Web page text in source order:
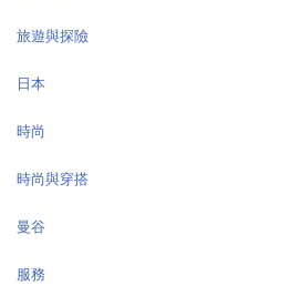
旅遊與探險
日本
時尚
時尚與穿搭
曼谷
服務